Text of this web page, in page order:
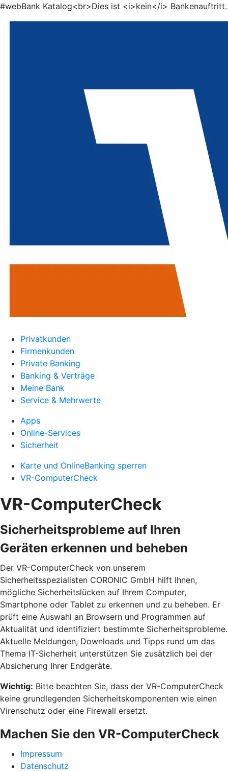
#webBank Katalog<br>Dies ist <i>kein</i> Bankenauftritt.
Privatkunden
Firmenkunden
Private Banking
Banking & Verträge
Meine Bank
Service & Mehrwerte
Apps
Online-Services
Sicherheit
Karte und OnlineBanking sperren
VR-ComputerCheck
VR-ComputerCheck
Sicherheitsprobleme auf Ihren
Geräten erkennen und beheben
Der VR-ComputerCheck von unserem
Sicherheitsspezialisten CORONIC GmbH hilft Ihnen,
mögliche Sicherheitslücken auf Ihrem Computer,
Smartphone oder Tablet zu erkennen und zu beheben. Er
prüft eine Auswahl an Browsern und Programmen auf
Aktualität und identifiziert bestimmte Sicherheitsprobleme.
Aktuelle Meldungen, Downloads und Tipps rund um das
Thema IT-Sicherheit unterstützen Sie zusätzlich bei der
Absicherung Ihrer Endgeräte.
Wichtig: Bitte beachten Sie, dass der VR-ComputerCheck
keine grundlegenden Sicherheitskomponenten wie einen
Virenschutz oder eine Firewall ersetzt.
Machen Sie den VR-ComputerCheck
Impressum
Datenschutz